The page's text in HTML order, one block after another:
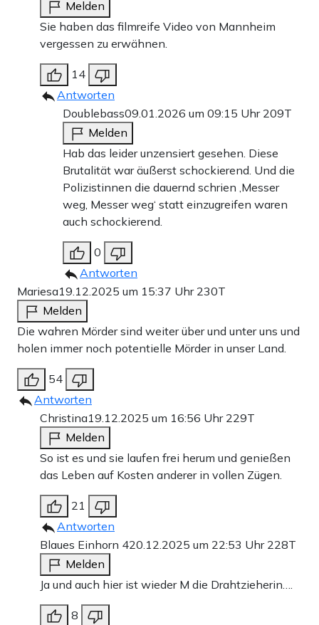
junger Mann meldete sich auf Englisch. Ich verstand
nichts und habe das Telefon meinem Sohn weitergereicht.
Er sagte, er habe das Handy auf dem Weihnachtsmarkt
gefunden“. Giovanna dachte erst, „Fabrizia hätte es
vielleicht verloren. Aber als wir von dem Anschlag
hörten, habe ich im italienischen Außenministerium
angerufen. Mit dem ersten Flugzeug sind mein Sohn und
ich am nächsten Morgen nach Berlin geflogen.“
Der 73-jährigePeter Völker
amerikanischen Partner an der Gedächtniskirche
verabredet war.
Das EhepaarAnnaundGeorgiy Bagratuni
den Zahnmedizin-Abschluss ihrer Tochter nicht mehr
erleben. Sie hatten Valeriya noch ein Foto vom
Glühweintrinken auf dem Weihnachtsmarkt
Minuten später waren sie tot. Das Paar stammte aus der
Ukraine und hatte sich in Berlin ein neues Leben
aufgebaut.
Zu den Kommentaren (76)
Einmalig Monatlich
Apollo News unterstützen
Zahlungsoptionen:
Melden
Sie haben das filmreife Video von Mannheim
vergessen zu erwähnen.
14
Antworten
Doublebass09.01.2026 um 09:15 Uhr 209T
Melden
Hab das leider unzensiert gesehen. Diese
Brutalität war äußerst schockierend. Und die
Polizistinnen die dauernd schrien ‚Messer
weg, Messer weg‘ statt einzugreifen waren
auch schockierend.
0
Antworten
Mariesa19.12.2025 um 15:37 Uhr 230T
Melden
Die wahren Mörder sind weiter über und unter uns und
holen immer noch potentielle Mörder in unser Land.
54
Antworten
Christina19.12.2025 um 16:56 Uhr 229T
Melden
So ist es und sie laufen frei herum und genießen
das Leben auf Kosten anderer in vollen Zügen.
21
Antworten
Blaues Einhorn 420.12.2025 um 22:53 Uhr 228T
Melden
Ja und auch hier ist wieder M die Drahtzieherin….
8